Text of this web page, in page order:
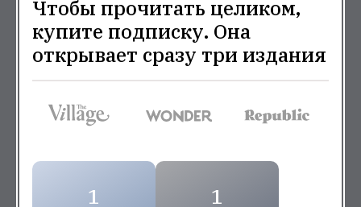
Чтобы прочитать целиком,
купите подписку. Она
открывает сразу три издания
1
1